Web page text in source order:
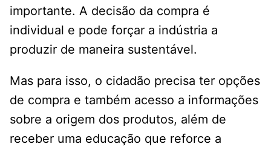
importante. A decisão da compra é
individual e pode forçar a indústria a
produzir de maneira sustentável.
Mas para isso, o cidadão precisa ter opções
de compra e também acesso a informações
sobre a origem dos produtos, além de
receber uma educação que reforce a